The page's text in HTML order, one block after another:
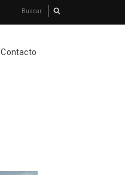
Contacto